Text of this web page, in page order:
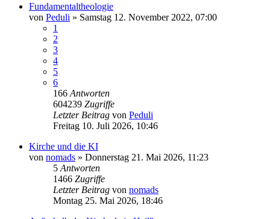
Fundamentaltheologie
von Peduli » Samstag 12. November 2022, 07:00
1
2
3
4
5
6
166 Antworten
604239 Zugriffe
Letzter Beitrag von Peduli
Freitag 10. Juli 2026, 10:46
Kirche und die KI
von nomads » Donnerstag 21. Mai 2026, 11:23
5 Antworten
1466 Zugriffe
Letzter Beitrag von nomads
Montag 25. Mai 2026, 18:46